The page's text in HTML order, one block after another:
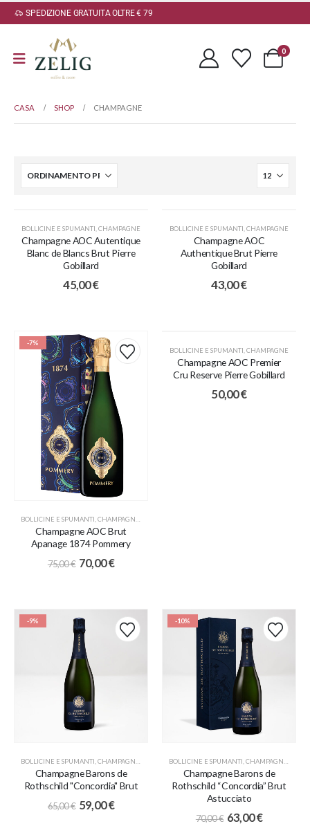
SPEDIZIONE GRATUITA OLTRE € 79
0
CASA SHOP CHAMPAGNE
BOLLICINE E SPUMANTI CHAMPAGNE
Champagne AOC Autentique
Blanc de Blancs Brut Pierre
Gobillard
45,00€
BOLLICINE E SPUMANTI CHAMPAGNE
Champagne AOC
Authentique Brut Pierre
Gobillard
43,00€
-7%
BOLLICINE E SPUMANTI CHAMPAGNE
Champagne AOC Brut
Apanage 1874 Pommery
75,00€ 70,00€
BOLLICINE E SPUMANTI CHAMPAGNE
Champagne AOC Premier
Cru Reserve Pierre Gobillard
50,00€
-9%
BOLLICINE E SPUMANTI CHAMPAGNE
Champagne Barons de
Rothschild "Concordia" Brut
65,00€ 59,00€
-10%
BOLLICINE E SPUMANTI CHAMPAGNE
Champagne Barons de
Rothschild “Concordia” Brut
Astucciato
70,00€ 63,00€